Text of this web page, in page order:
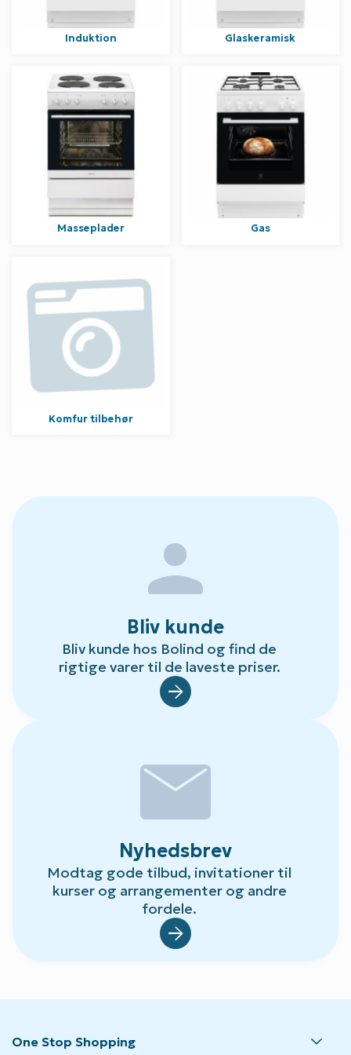
Induktion Glaskeramisk
Masseplader Gas
Komfur tilbehør
person
Bliv kunde
Bliv kunde hos Bolind og find de
rigtige varer til de laveste priser.
Default.aspx?Id=78
mail
Nyhedsbrev
Modtag gode tilbud, invitationer til
kurser og arrangementer og andre
fordele.
Default.aspx?Id=23
One Stop Shopping